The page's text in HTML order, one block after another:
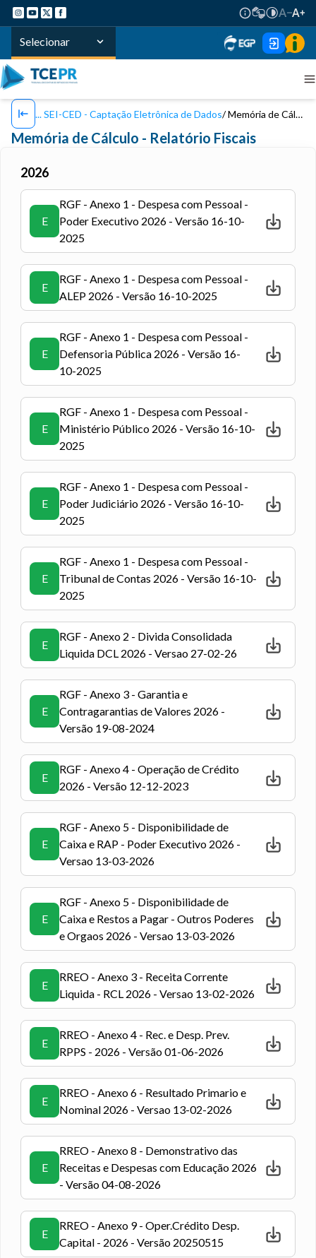
Selecionar
SEI-CED - Captação Eletrônica de Dados Memória de Cálculo - Relatórios Fiscais
Memória de Cálculo - Relatório Fiscais
2026
E
RGF - Anexo 1 - Despesa com Pessoal -
Poder Executivo 2026 - Versão 16-10-
2025
E
RGF - Anexo 1 - Despesa com Pessoal -
ALEP 2026 - Versão 16-10-2025
E
RGF - Anexo 1 - Despesa com Pessoal -
Defensoria Pública 2026 - Versão 16-
10-2025
E
RGF - Anexo 1 - Despesa com Pessoal -
Ministério Público 2026 - Versão 16-10-
2025
E
RGF - Anexo 1 - Despesa com Pessoal -
Poder Judiciário 2026 - Versão 16-10-
2025
E
RGF - Anexo 1 - Despesa com Pessoal -
Tribunal de Contas 2026 - Versão 16-10-
2025
E
RGF - Anexo 2 - Divida Consolidada
Liquida DCL 2026 - Versao 27-02-26
E
RGF - Anexo 3 - Garantia e
Contragarantias de Valores 2026 -
Versão 19-08-2024
E
RGF - Anexo 4 - Operação de Crédito
2026 - Versão 12-12-2023
E
RGF - Anexo 5 - Disponibilidade de
Caixa e RAP - Poder Executivo 2026 -
Versao 13-03-2026
E
RGF - Anexo 5 - Disponibilidade de
Caixa e Restos a Pagar - Outros Poderes
e Orgaos 2026 - Versao 13-03-2026
E
RREO - Anexo 3 - Receita Corrente
Liquida - RCL 2026 - Versao 13-02-2026
E
RREO - Anexo 4 - Rec. e Desp. Prev.
RPPS - 2026 - Versão 01-06-2026
E
RREO - Anexo 6 - Resultado Primario e
Nominal 2026 - Versao 13-02-2026
E
RREO - Anexo 8 - Demonstrativo das
Receitas e Despesas com Educação 2026
- Versão 04-08-2026
E
RREO - Anexo 9 - Oper.Crédito Desp.
Capital - 2026 - Versão 20250515